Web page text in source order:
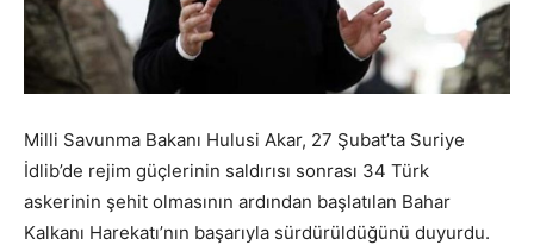
Milli Savunma Bakanı Hulusi Akar, 27 Şubat’ta Suriye
İdlib’de rejim güçlerinin saldırısı sonrası 34 Türk
askerinin şehit olmasının ardından başlatılan Bahar
Kalkanı Harekatı’nın başarıyla sürdürüldüğünü duyurdu.